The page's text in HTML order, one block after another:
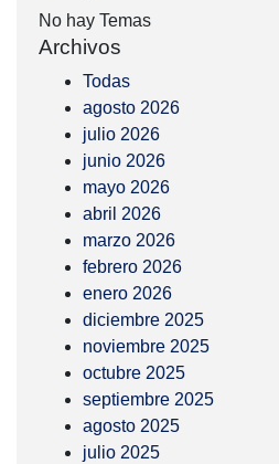
No hay Temas
Archivos
Todas
agosto 2026
julio 2026
junio 2026
mayo 2026
abril 2026
marzo 2026
febrero 2026
enero 2026
diciembre 2025
noviembre 2025
octubre 2025
septiembre 2025
agosto 2025
julio 2025